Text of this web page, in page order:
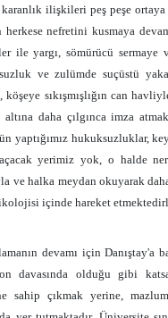
ilişkileri peş peşe
nefretini kusmaya
ile yargı, sömürücü sermaye
ve zulümde suçüstü
köşeye sıkışmışlığın can
daha çılgınca imza
yaptığımız hukuksuzluklar,
yerimiz yok, o halde
ve halka meydan okuyarak
içinde hareket
devamı için Danıştay'a
davasında olduğu gibi
sahip çıkmak yerine,